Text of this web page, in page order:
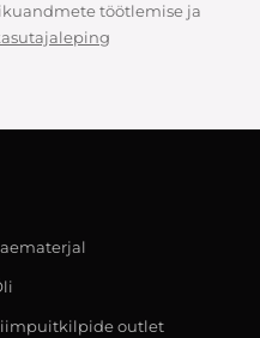
töötlemise ja
outlet